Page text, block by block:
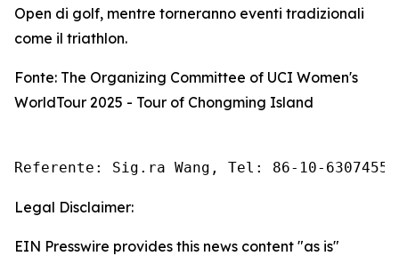
Open di golf, mentre torneranno eventi tradizionali
come il triathlon.
Fonte: The Organizing Committee of UCI Women's
WorldTour 2025 - Tour of Chongming Island
Referente: Sig.ra Wang, Tel: 86-10-63074558
Legal Disclaimer:
EIN Presswire provides this news content "as is"